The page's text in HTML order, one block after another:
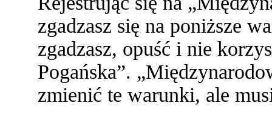
zgadzasz się na poniższe
zgadzasz, opuść i nie
Pogańska”.
zmienić te warunki, ale